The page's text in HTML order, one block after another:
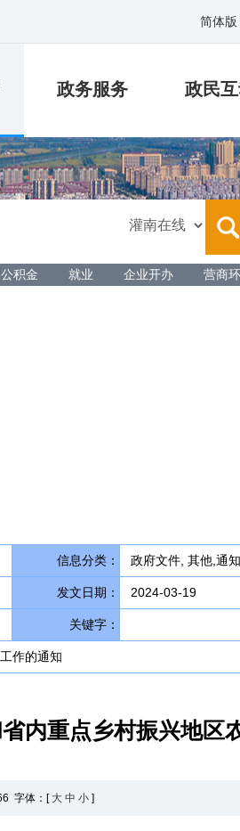
简体版
政务服务 政民
公积金 就业 企业开办 营商
信息分类： 政府文件, 其他,通知
发文日期： 2024-03-19
关键字：
作的通知
内重点乡村振兴地区
字体：[ 大 中 小 ]